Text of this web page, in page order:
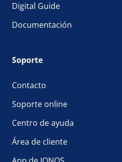
Digital Guide
Documentación
Soporte
Contacto
Soporte online
Centro de ayuda
Área de cliente